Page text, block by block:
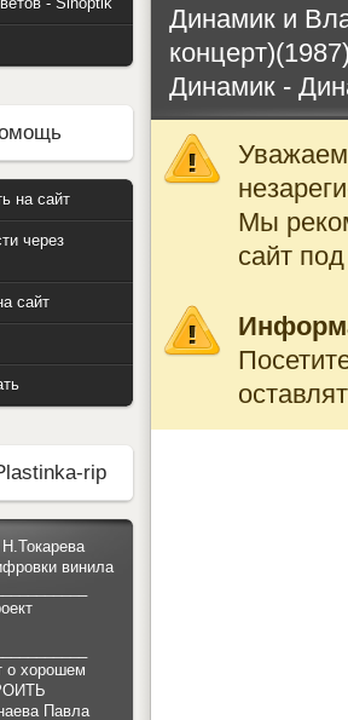
Динамик и
Динамик -
Мы
сайт
на сайт
через
сайт
rip
винила
о хорошем
Павла